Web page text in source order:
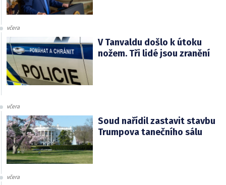
včera
V Tanvaldu došlo k útoku
nožem. Tři lidé jsou zranění
včera
Soud nařídil zastavit stavbu
Trumpova tanečního sálu
včera